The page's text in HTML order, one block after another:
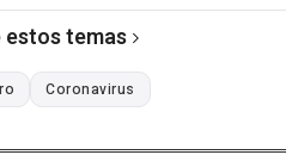
estos temas
Coronavirus